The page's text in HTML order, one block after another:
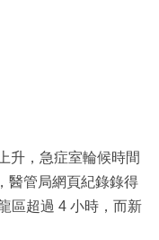
升，急症室輪候時間
醫管局網頁紀錄錄得
區超過 4 小時，而新